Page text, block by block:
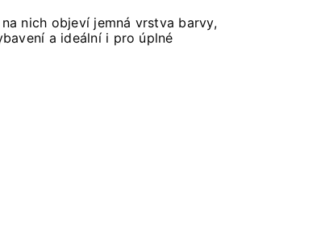
nich objeví jemná vrstva barvy,
a ideální i pro úplné